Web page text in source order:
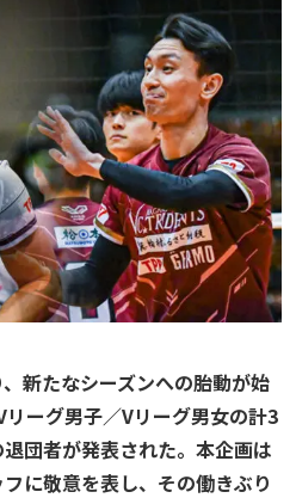
新たなシーズンへの胎動が始
リーグ男子／Vリーグ男女の計3
団者が発表された。本企画は
に敬意を表し、その働きぶり